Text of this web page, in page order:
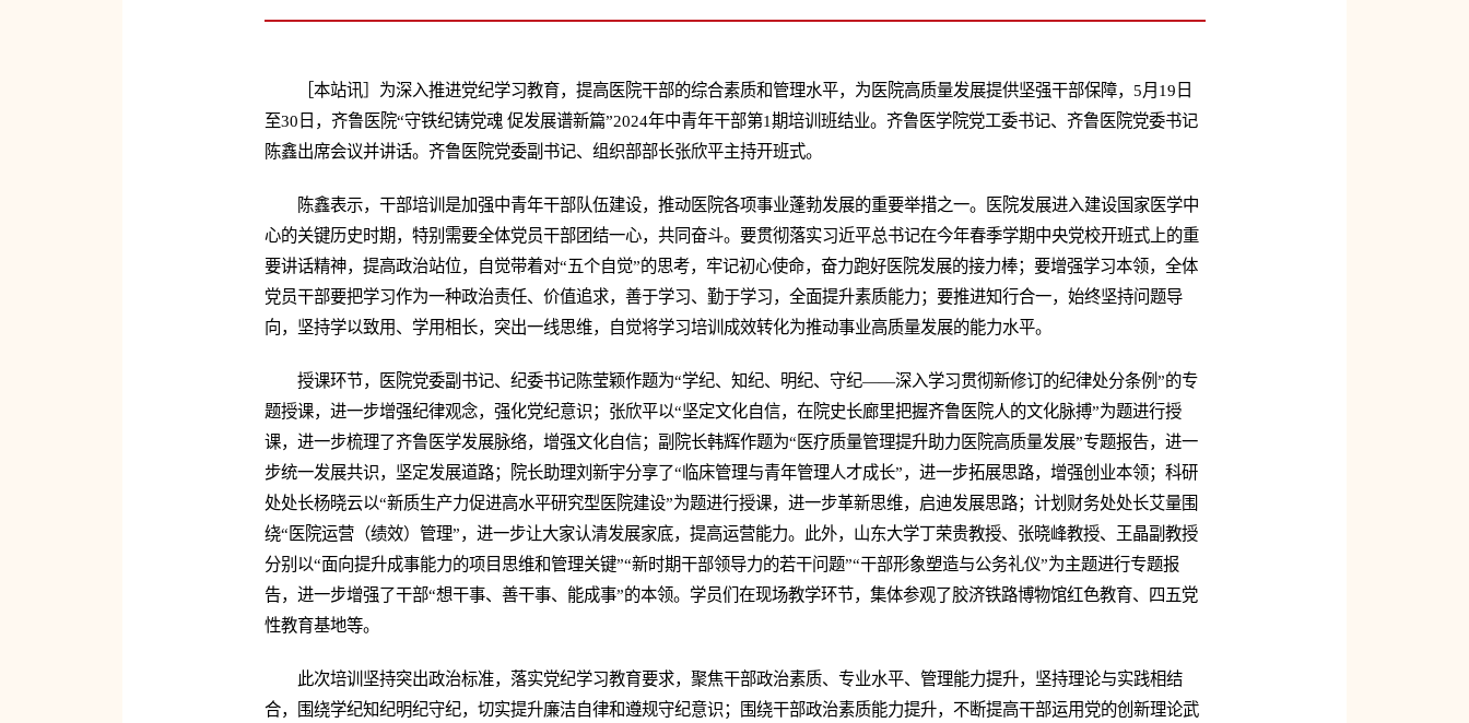
［本站讯］为深入推进党纪学习教育，提高医院干部的综合素质和管理水平，为医院高质量发展提供坚强干部保障，5月19日
至30日，齐鲁医院“守铁纪铸党魂 促发展谱新篇”2024年中青年干部第1期培训班结业。齐鲁医学院党工委书记、齐鲁医院党委书记
陈鑫出席会议并讲话。齐鲁医院党委副书记、组织部部长张欣平主持开班式。
陈鑫表示，干部培训是加强中青年干部队伍建设，推动医院各项事业蓬勃发展的重要举措之一。医院发展进入建设国家医学中
心的关键历史时期，特别需要全体党员干部团结一心，共同奋斗。要贯彻落实习近平总书记在今年春季学期中央党校开班式上的重
要讲话精神，提高政治站位，自觉带着对“五个自觉”的思考，牢记初心使命，奋力跑好医院发展的接力棒；要增强学习本领，全体
党员干部要把学习作为一种政治责任、价值追求，善于学习、勤于学习，全面提升素质能力；要推进知行合一，始终坚持问题导
向，坚持学以致用、学用相长，突出一线思维，自觉将学习培训成效转化为推动事业高质量发展的能力水平。
授课环节，医院党委副书记、纪委书记陈莹颖作题为“学纪、知纪、明纪、守纪——深入学习贯彻新修订的纪律处分条例”的专
题授课，进一步增强纪律观念，强化党纪意识；张欣平以“坚定文化自信，在院史长廊里把握齐鲁医院人的文化脉搏”为题进行授
课，进一步梳理了齐鲁医学发展脉络，增强文化自信；副院长韩辉作题为“医疗质量管理提升助力医院高质量发展”专题报告，进一
步统一发展共识，坚定发展道路；院长助理刘新宇分享了“临床管理与青年管理人才成长”，进一步拓展思路，增强创业本领；科研
处处长杨晓云以“新质生产力促进高水平研究型医院建设”为题进行授课，进一步革新思维，启迪发展思路；计划财务处处长艾量围
绕“医院运营（绩效）管理”，进一步让大家认清发展家底，提高运营能力。此外，山东大学丁荣贵教授、张晓峰教授、王晶副教授
分别以“面向提升成事能力的项目思维和管理关键”“新时期干部领导力的若干问题”“干部形象塑造与公务礼仪”为主题进行专题报
告，进一步增强了干部“想干事、善干事、能成事”的本领。学员们在现场教学环节，集体参观了胶济铁路博物馆红色教育、四五党
性教育基地等。
此次培训坚持突出政治标准，落实党纪学习教育要求，聚焦干部政治素质、专业水平、管理能力提升，坚持理论与实践相结
合，围绕学纪知纪明纪守纪，切实提升廉洁自律和遵规守纪意识；围绕干部政治素质能力提升，不断提高干部运用党的创新理论武